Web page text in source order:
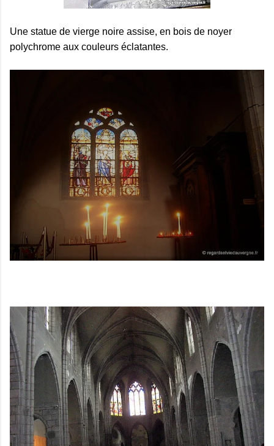
Une statue de vierge noire assise, en bois de noyer
polychrome aux couleurs éclatantes.